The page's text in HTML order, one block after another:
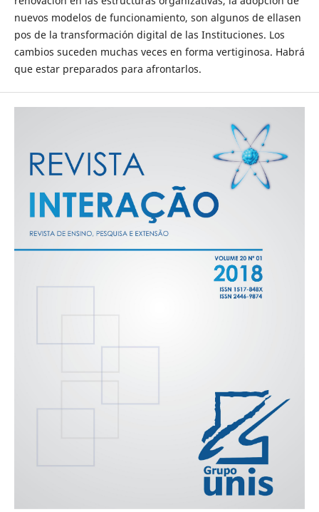
nuevos modelos de funcionamiento, son algunos de ellasen
pos de la transformación digital de las Instituciones. Los
cambios suceden muchas veces en forma vertiginosa. Habrá
que estar preparados para afrontarlos.